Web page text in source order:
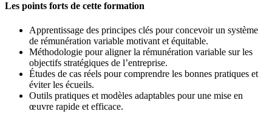
Les points forts de cette formation
Apprentissage des principes clés pour concevoir un système
de rémunération variable motivant et équitable.
Méthodologie pour aligner la rémunération variable sur les
objectifs stratégiques de l’entreprise.
Études de cas réels pour comprendre les bonnes pratiques et
éviter les écueils.
Outils pratiques et modèles adaptables pour une mise en
œuvre rapide et efficace.